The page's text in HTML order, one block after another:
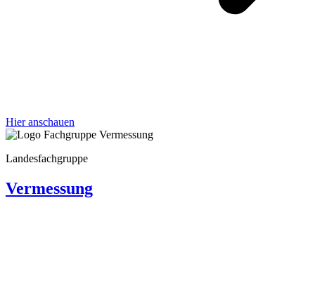
Hier anschauen
Landes­fach­gruppe
Vermes­sung